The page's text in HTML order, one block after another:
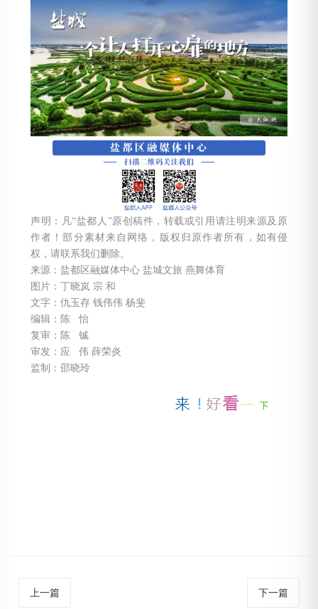
声明：凡“盐都人”原创稿件，转载或引用请注明来源及原
作者！部分素材来自网络，版权归原作者所有，如有侵
权，请联系我们删除。
来源：盐都区融媒体中心 盐城文旅 燕舞体育
图片：丁晓岚 宗 和
文字：仇玉存 钱伟伟 杨斐
编辑：陈 怡
复审：陈 铖
审发：应 伟 薛荣炎
监制：邵晓玲
上一篇 下一篇